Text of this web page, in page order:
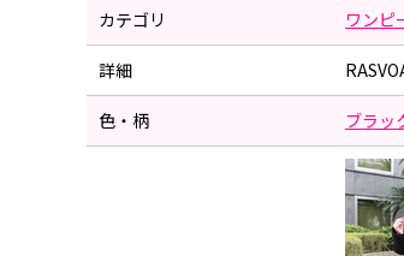
カテゴリ ワンピ
詳細
色・柄 ブラッ